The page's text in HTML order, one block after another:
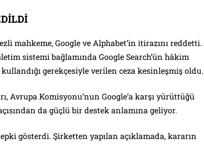
mahkeme, Google ve Alphabet’in itirazını reddetti.
sistemi bağlamında Google Search’ün hâkim
gerekçesiyle verilen ceza kesinleşmiş oldu.
Avrupa Komisyonu’nun Google’a karşı yürüttüğü
da güçlü bir destek anlamına geliyor.
gösterdi. Şirketten yapılan açıklamada, kararın